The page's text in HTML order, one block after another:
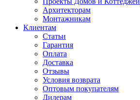
Архитекторам
Монтажникам
Клиентам
Статьи
Гарантия
Оплата
Доставка
Отзывы
Условия возврата
Оптовым покупателям
Дилерам